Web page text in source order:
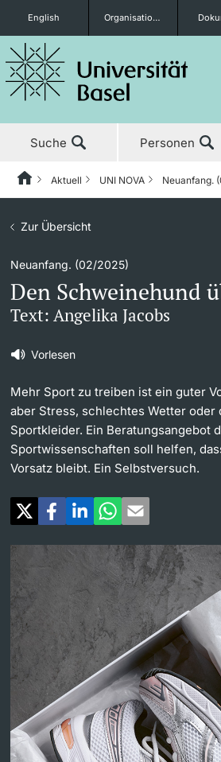
weitere Informationen
Fördernde &
weitere Informationen
Dozierende
English Organisationseinheiten
Suche Personen
Aktuell
Aktuell
News
Ehrungen & Preise
Newsletter
Universität in den Medien
Veranstaltungskalender
Social Media
UNI NOVA
UNI NOVA
UNI NOVA – Alle Ausgaben
UNI NOVA bestellen
Mediadaten
Service für Medien
Podcasts
Ukraine
Studium
Forschung
Lehre
Weiterbildung
Universität
HomeZurückAktuell UNI NOVA Neuanfang.
Zur Übersicht
Vorlesen
Neuanfang. (02/2025)
Den Schweinehund
Text: Angelika Jacobs
Mehr Sport zu treiben ist ein guter
aber Stress, schlechtes Wetter oder
Sportkleider. Ein Beratungsangebot
Sportwissenschaften soll helfen,
Vorsatz bleibt. Ein Selbstversuch.